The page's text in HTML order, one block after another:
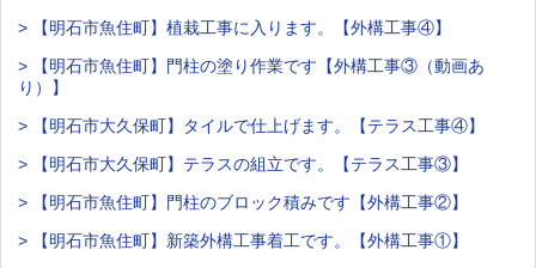
> 【明石市魚住町】植栽工事に入ります。【外構工事④】
> 【明石市魚住町】門柱の塗り作業です【外構工事③（動画あ
り）】
> 【明石市大久保町】タイルで仕上げます。【テラス工事④】
> 【明石市大久保町】テラスの組立です。【テラス工事③】
> 【明石市魚住町】門柱のブロック積みです【外構工事②】
> 【明石市魚住町】新築外構工事着工です。【外構工事①】